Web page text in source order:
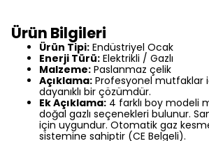
Ürün Bilgileri
Ürün Tipi: Endüstriyel Ocak
Enerji Türü: Elektrikli / Gazlı
Malzeme: Paslanmaz çelik
Açıklama: Profesyonel mutfaklar
dayanıklı bir çözümdür.
Ek Açıklama: 4 farklı boy modeli
doğal gazlı seçenekleri bulunur.
için uygundur. Otomatik gaz
sistemine sahiptir (CE Belgeli).